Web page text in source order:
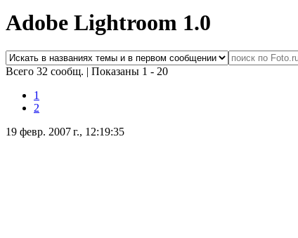
Adobe Lightroom 1.0
Всего 32 сообщ. | Показаны 1 - 20
1
2
19 февр. 2007 г., 12:19:35